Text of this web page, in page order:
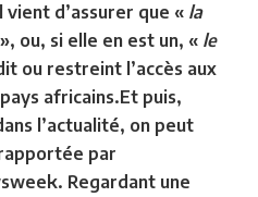
d’assurer que « la
», ou, si elle en est un, « le
ou restreint l’accès aux
africains.Et puis,
l’actualité, on peut
par
Regardant une